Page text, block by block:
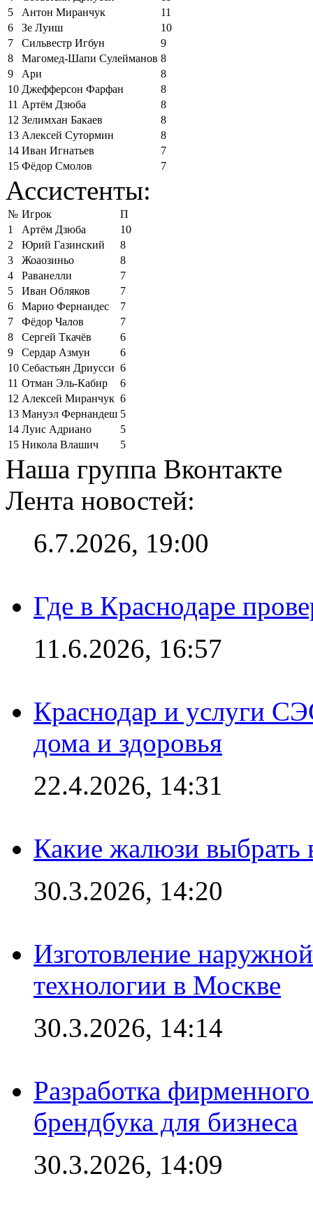
5
Антон Миранчук
11
6
Зе Луиш
10
7
Сильвестр Игбун
9
8
Магомед-Шапи Сулейманов 8
9
Ари
8
10 Джефферсон Фарфан
8
11 Артём Дзюба
8
12 Зелимхан Бакаев
8
13 Алексей Сутормин
8
14 Иван Игнатьев
7
15 Фёдор Смолов 7
Ассистенты:
№ Игрок
П
1
Артём Дзюба
10
2
Юрий Газинский
8
3
Жоаозиньо
8
4
Раванелли
7
5
Иван Обляков
7
6
Марио Фернандес
7
7
Фёдор Чалов
7
8
Сергей Ткачёв
6
9
Сердар Азмун
6
10 Себастьян Дриусси 6
11 Отман Эль-Кабир
6
12 Алексей Миранчук 6
13 Мануэл Фернандеш 5
14 Луис Адриано
5
15 Никола Влашич 5
Наша группа Вконтакте
Лента новостей:
6.7.2026, 19:00
Где в Краснодаре
11.6.2026, 16:57
Краснодар и услуги
дома и здоровья
22.4.2026, 14:31
Какие жалюзи выбрать
30.3.2026, 14:20
Изготовление
технологии в Москве
30.3.2026, 14:14
Разработка
брендбука для бизнеса
30.3.2026, 14:09